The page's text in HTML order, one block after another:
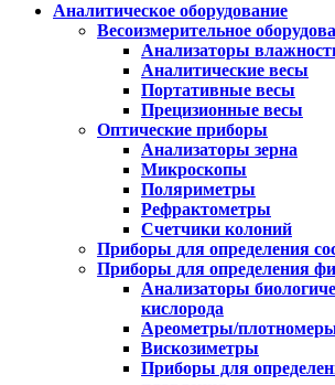
Аналитическое оборудование
Весоизмерительное
Анализаторы
Аналитические весы
Портативные весы
Прецизионные весы
Оптические приборы
Анализаторы зерна
Микроскопы
Поляриметры
Рефрактометры
Счетчики колоний
Приборы для определения
Приборы для определения
Анализаторы
кислорода
Ареометры/
Вискозиметры
Приборы для